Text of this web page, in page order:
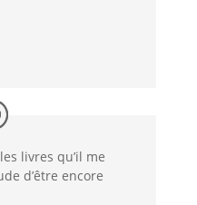
livres qu’il me
d’être encore